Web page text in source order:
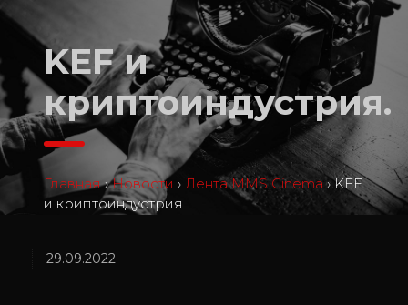
KEF и
криптоиндустрия.
Главная › Новости › Лента MMS Cinema ›KEF
и криптоиндустрия.
29.09.2022